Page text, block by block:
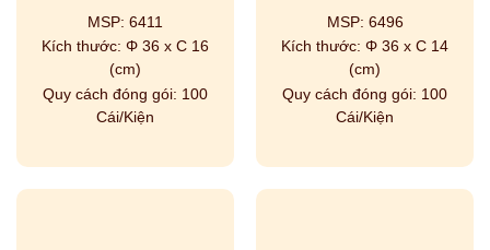
MSP: 6411
Kích thước: Φ 36 x C 16
(cm)
Quy cách đóng gói: 100
Cái/Kiện
MSP: 6496
Kích thước: Φ 36 x C 14
(cm)
Quy cách đóng gói: 100
Cái/Kiện